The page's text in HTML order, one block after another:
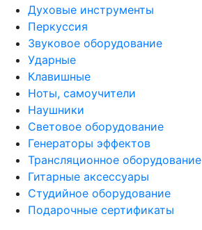
Духовые инструменты
Перкуссия
Звуковое оборудование
Ударные
Клавишные
Ноты, самоучители
Наушники
Световое оборудование
Генераторы эффектов
Трансляционное оборудование
Гитарные аксессуары
Студийное оборудование
Подарочные сертификаты